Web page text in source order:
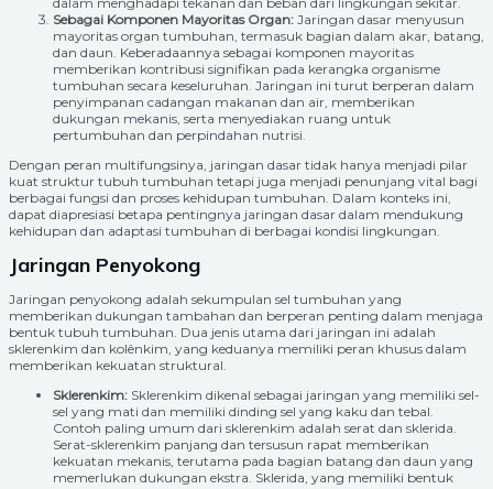
Sebagai Komponen Mayoritas Organ: Jaringan dasar menyusun
mayoritas organ tumbuhan, termasuk bagian dalam akar, batang,
dan daun. Keberadaannya sebagai komponen mayoritas
memberikan kontribusi signifikan pada kerangka organisme
tumbuhan secara keseluruhan. Jaringan ini turut berperan dalam
penyimpanan cadangan makanan dan air, memberikan
dukungan mekanis, serta menyediakan ruang untuk
pertumbuhan dan perpindahan nutrisi.
Dengan peran multifungsinya, jaringan dasar tidak hanya menjadi pilar
kuat struktur tubuh tumbuhan tetapi juga menjadi penunjang vital bagi
berbagai fungsi dan proses kehidupan tumbuhan. Dalam konteks ini,
dapat diapresiasi betapa pentingnya jaringan dasar dalam mendukung
kehidupan dan adaptasi tumbuhan di berbagai kondisi lingkungan.
Jaringan Penyokong
Jaringan penyokong adalah sekumpulan sel tumbuhan yang
memberikan dukungan tambahan dan berperan penting dalam menjaga
bentuk tubuh tumbuhan. Dua jenis utama dari jaringan ini adalah
sklerenkim dan kolênkim, yang keduanya memiliki peran khusus dalam
memberikan kekuatan struktural.
Sklerenkim: Sklerenkim dikenal sebagai jaringan yang memiliki sel-
sel yang mati dan memiliki dinding sel yang kaku dan tebal.
Contoh paling umum dari sklerenkim adalah serat dan sklerida.
Serat-sklerenkim panjang dan tersusun rapat memberikan
kekuatan mekanis, terutama pada bagian batang dan daun yang
memerlukan dukungan ekstra. Sklerida, yang memiliki bentuk